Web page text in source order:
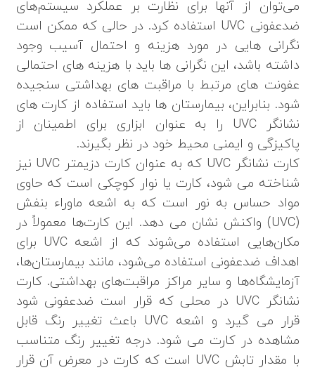
می‌توان از آنها برای نظارت بر عملکرد سیستم‌های
ضدعفونی UVC استفاده کرد. در حالی که ممکن است
نگرانی هایی در مورد هزینه و احتمال آسیب وجود
داشته باشد، این نگرانی ها باید با هزینه های احتمالی
عفونت های مرتبط با مراقبت های بهداشتی سنجیده
شود. بنابراین، بیمارستان ها باید استفاده از کارت های
نشانگر UVC را به عنوان ابزاری برای اطمینان از
پاکیزگی و ایمنی محیط خود در نظر بگیرند.
کارت نشانگر UVC که به عنوان کارت دزیمتر UVC نیز
شناخته می شود، کارت یا نوار کوچکی است که حاوی
مواد حساس به نور است که به اشعه ماوراء بنفش
(UVC) واکنش نشان می دهد. این کارت‌ها معمولاً در
مکان‌هایی استفاده می‌شوند که از اشعه UVC برای
اهداف ضدعفونی استفاده می‌شود، مانند بیمارستان‌ها،
آزمایشگاه‌ها و سایر مراکز مراقبت‌های بهداشتی. کارت
نشانگر UVC در محلی که قرار است ضدعفونی شود
قرار می گیرد و اشعه UVC باعث تغییر رنگ قابل
مشاهده در کارت می شود. درجه تغییر رنگ متناسب
با مقدار تابش UVC است که کارت در معرض آن قرار